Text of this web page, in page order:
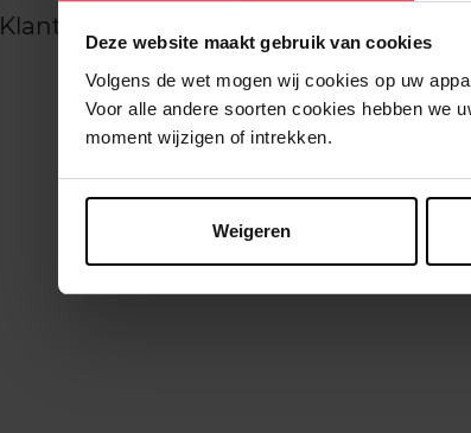
Deze website maakt gebruik van cookies
Volgens de wet mogen wij cookies op uw
Voor alle andere soorten cookies hebben we
moment wijzigen of intrekken.
Weigeren
Klantereview